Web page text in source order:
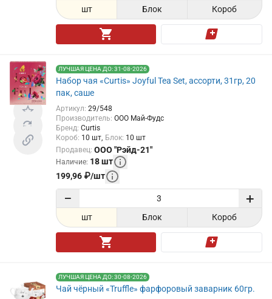
шт Блок Короб
ЛУЧШАЯ ЦЕНА ДО: 31-08-2026
Набор чая «Curtis» Joyful Tea Set, ассорти, 31гр, 20
пак, саше
Артикул: 29/548
Производитель: ООО Май-Фудс
Бренд: Curtis
Короб: 10 шт Блок: 10 шт
Продавец: ООО "Рэйд-21"
Наличие: 18шт
199,96 ₽/шт
− +
шт Блок Короб
ЛУЧШАЯ ЦЕНА ДО: 30-08-2026
Чай чёрный «Truffle» фарфоровый заварник 60гр.